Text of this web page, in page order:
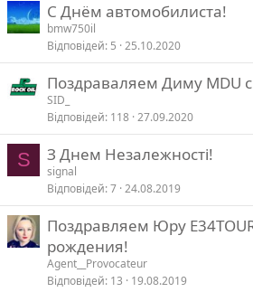
C Днём автомобилиста!
bmw750il
Відповідей 5 25.10.2020
Поздраваляем Диму MDU
SID_
Відповідей 118 27.09.2020
S З Днем Незалежності!
signal
Відповідей 7 24.08.2019
Поздравляем Юру
рождения!
Agent__Provocateur
Відповідей 13 19.08.2019